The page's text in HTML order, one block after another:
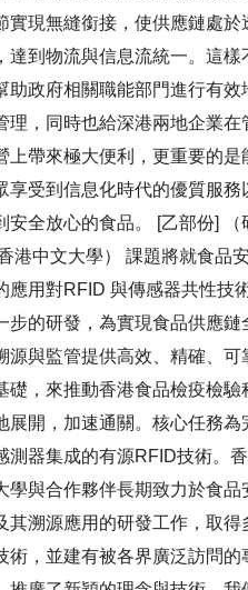
實現無縫銜接，使供應鏈處於
達到物流與信息流統一。這樣
助政府相關職能部門進行有效
理，同時也給深港兩地企業在
上帶來極大便利，更重要的是
享受到信息化時代的優質服務
安全放心的食品。 [乙部份] （
港中文大學） 課題將就食品
應用對RFID 與傳感器共性技
步的研發，為實現食品供應鏈
源與監管提供高效、精確、可
礎，來推動香港食品檢疫檢驗
展開，加速通關。核心任務為
測器集成的有源RFID技術。香
學與合作夥伴長期致力於食品
其溯源應用的研發工作，取得
術，並建有被各界廣泛訪問的